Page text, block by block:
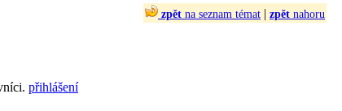
zpět na seznam témat | zpět nahoru
přihlášení